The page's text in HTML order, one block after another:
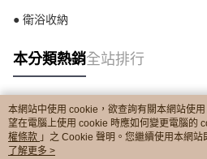
● 衛浴收納
本分類熱銷全站排行
熱門標籤
本網站中使用 cookie，欲查詢有關本網站使
望在電腦上使用 cookie 時應如何變更電腦的
權條款 」之 Cookie 聲明。您繼續使用本網
用條款之 Cookie 聲明使用 cookie。
了解更多 >